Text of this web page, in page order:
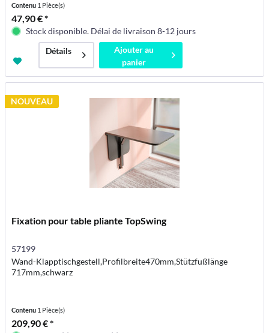
Contenu 1 Pièce(s)
47,90 € *
Stock disponible. Délai de livraison 8-12 jours
Détails
Ajouter au
panier
NOUVEAU
Fixation pour table pliante TopSwing
57199
Wand-Klapptischgestell,Profilbreite470mm,Stützfußlänge
717mm,schwarz
Contenu 1 Pièce(s)
209,90 € *